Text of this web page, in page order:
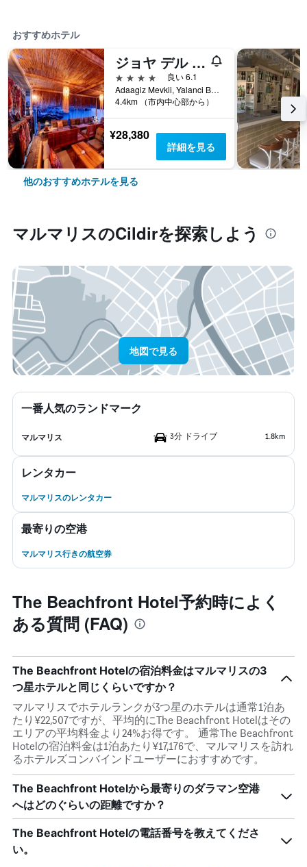
おすすめホテル
ジョヤ デル マール ホテル
4つ星
良い 6.1
Adaagiz Mevkii, Yalanci Bogaz, No 24, マルマリス, トルコ
4.4km （市内中心部から）
¥28,380
詳細を見る
他のおすすめホテルを見る
マルマリス​のCildir​を探索しよう
地図で見る
一番人気のランドマーク
マルマリス 3分 ドライブ 1.8km
レンタカー
マルマリスのレンタカー
最寄りの空港
マルマリス行きの航空券
The Beachfront Hotel予約時によく
ある質問 (FAQ)
The Beachfront Hotelの宿泊料金はマルマリスの3
つ星ホテルと同じくらいですか？
マルマリスでホテルランクが3つ星のホテルは通常1泊あ
たり¥22,507ですが、平均的にThe Beachfront Hotelはその
エリアの平均料金より24%お得です。 通常The Beachfront
Hotelの宿泊料金は1泊あたり¥17,176で、マルマリスを訪れ
るホテルズコンバインドユーザーにおすすめです。
The Beachfront Hotelから最寄りのダラマン空港
へはどのぐらいの距離ですか？
The Beachfront Hotelの電話番号を教えてくださ
い。